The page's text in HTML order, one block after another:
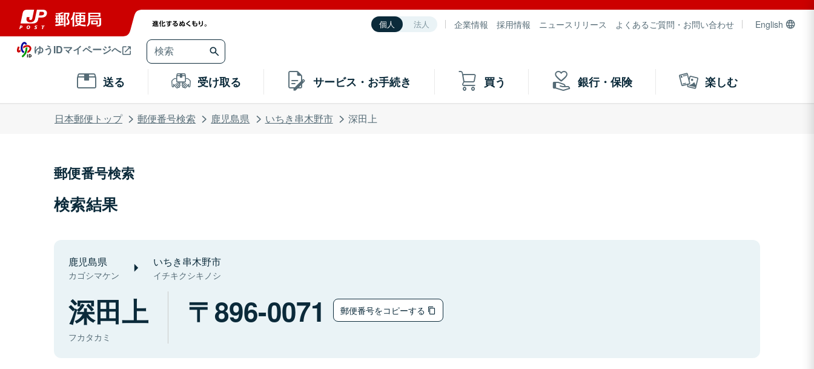
個人 法人 企業情報 採用情報 ニュースリリース よくあるご質問・お問い合わせ English
ゆうIDマイページへ
送る 受け取る サービス・お手続き 買う 銀行・保険 楽しむ
日本郵便トップ 郵便番号検索 鹿児島県 いちき串木野市 深田上
郵便番号検索
検索結果
鹿児島県
カゴシマケン
いちき串木野市
イチキクシキノシ
深田上
フカタカミ
896-0071 郵便番号をコピーする